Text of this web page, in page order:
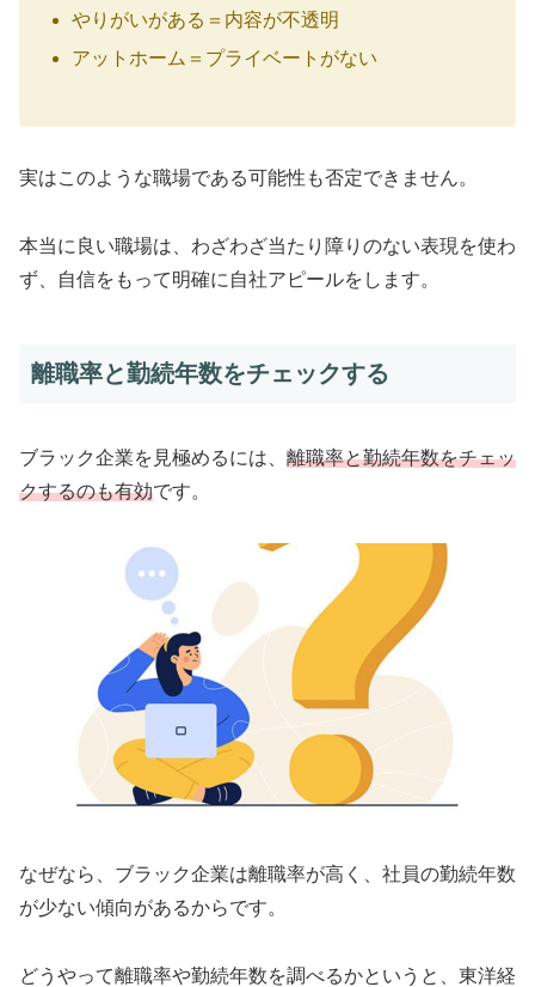
やりがいがある＝内容が不透明
アットホーム＝プライベートがない
実はこのような職場である可能性も否定できません。
本当に良い職場は、わざわざ当たり障りのない表現を使わ
ず、自信をもって明確に自社アピールをします。
離職率と勤続年数をチェックする
ブラック企業を見極めるには、 離職率と勤続年数をチェッ
クするのも有効です。
なぜなら、ブラック企業は離職率が高く、社員の勤続年数
が少ない傾向があるからです。
どうやって離職率や勤続年数を調べるかというと、東洋経